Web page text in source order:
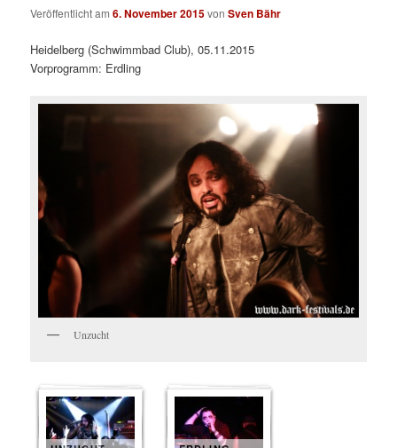
Veröffentlicht am6. November 2015vonSven Bähr
Heidelberg (Schwimmbad Club), 05.11.2015
Vorprogramm: Erdling
Unzucht